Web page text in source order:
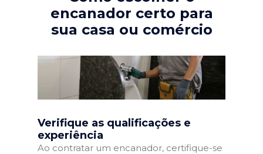
encanador certo para
sua casa ou comércio
Verifique as qualificações e
experiência
Ao contratar um encanador, certifique-se